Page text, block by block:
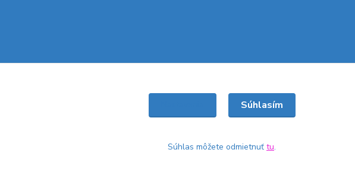
Súhlasím
Súhlas môžete odmietnuť tu.